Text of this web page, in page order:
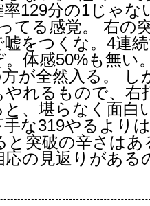
129分の1じゃな
てる感覚。 右の
をつくな。4連
体感50%も無い
が全然入る。 し
れるもので、右
と、堪らなく面白
な319やるより
と突破の辛さはあ
の見返りがある